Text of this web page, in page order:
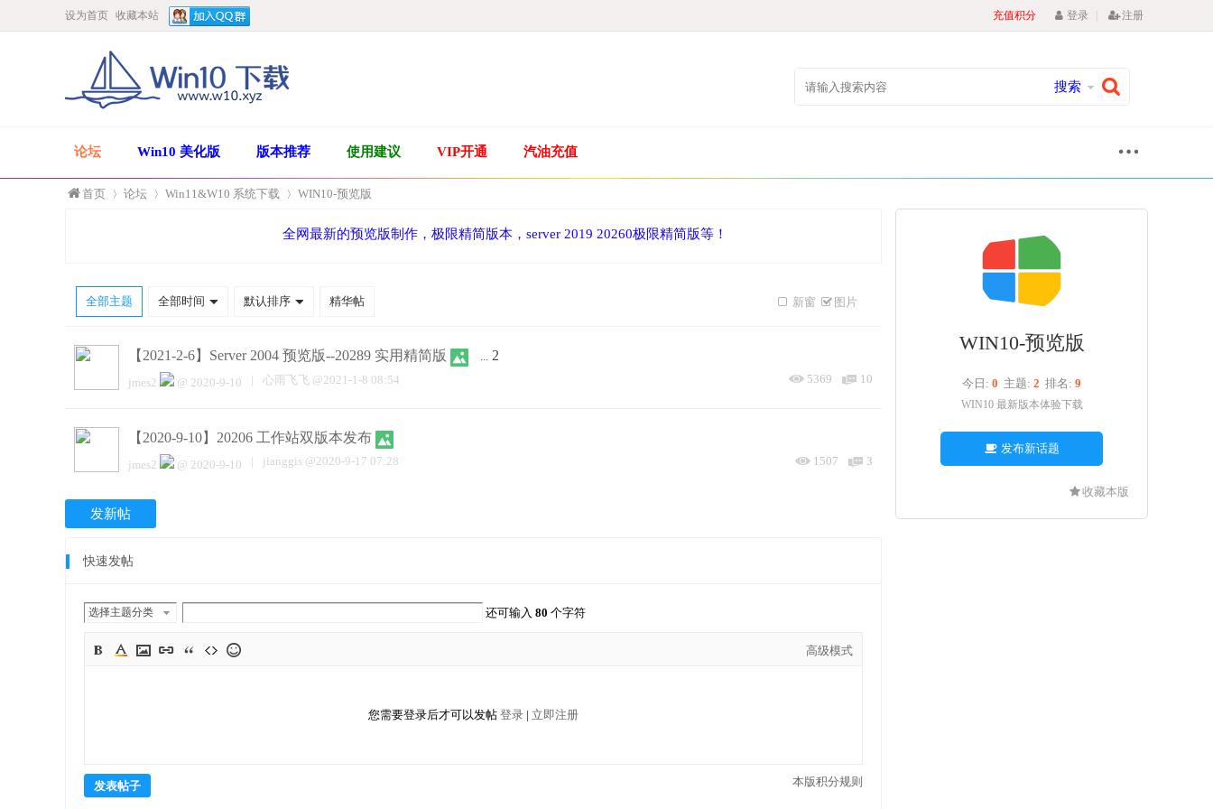
设为首页 收藏本站 充值积分 登录 | 注册
搜索
论坛 Win10 美化版 版本推荐 使用建议 VIP开通 汽油充值
首页 论坛 Win11&W10 系统下载 WIN10-预览版
全网最新的预览版制作，极限精简版本，server 2019 20260极限精简版等！
全部主题 全部时间 默认排序 精华帖 新窗 图片
【2021-2-6】Server 2004 预览版--20289 实用精简版 ... 2
jmes2 @ 2020-9-10 | 心雨飞飞 @2021-1-8 08:54 5369 10
【2020-9-10】20206 工作站双版本发布
jmes2 @ 2020-9-10 | jianggis @2020-9-17 07:28 1507 3
发新帖
快速发帖
选择主题分类 还可输入80 个字符
高级模式
您需要登录后才可以发帖 登录 | 立即注册
本版积分规则
发表帖子
WIN10-预览版
今日: 0 主题: 2 排名: 9
WIN10 最新版本体验下载
发布新话题
收藏本版